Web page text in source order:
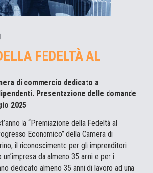
FEDELTÀ AL
di commercio dedicato a
Presentazione delle domande
2025
la “Premiazione della Fedeltà al
Economico” della Camera di
il riconoscimento per gli imprenditori
da almeno 35 anni e per i
dedicato almeno 35 anni di lavoro ad una